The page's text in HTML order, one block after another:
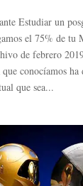
Estudiar un
el 75% de tu
de febrero
conocíamos
que sea...